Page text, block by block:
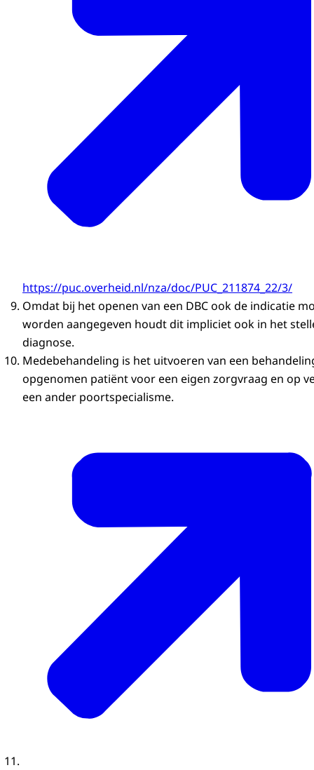
https://puc.overheid.nl/nza/doc/PUC_211874_22/3/
Omdat bij het openen van een DBC ook de indicatie
worden aangegeven houdt dit impliciet ook in het
diagnose.
Medebehandeling is het uitvoeren van een
opgenomen patiënt voor een eigen zorgvraag en op
een ander poortspecialisme.